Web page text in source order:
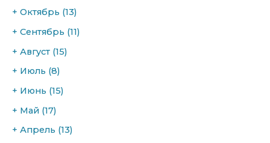
+ Октябрь (13)
+ Сентябрь (11)
+ Август (15)
+ Июль (8)
+ Июнь (15)
+ Май (17)
+ Апрель (13)